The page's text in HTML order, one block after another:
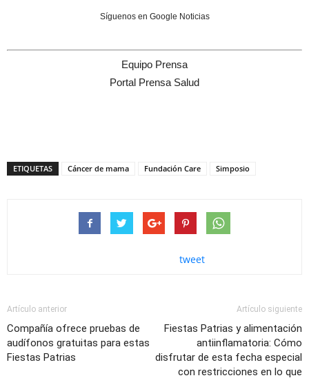
Síguenos en Google Noticias
Equipo Prensa
Portal Prensa Salud
ETIQUETAS Cáncer de mama Fundación Care Simposio
tweet
Artículo anterior
Compañía ofrece pruebas de
audífonos gratuitas para estas
Fiestas Patrias
Artículo siguiente
Fiestas Patrias y alimentación
antiinflamatoria: Cómo
disfrutar de esta fecha especial
con restricciones en lo que